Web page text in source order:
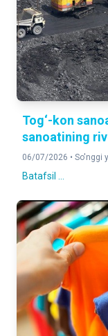
Tog‘-kon
sanoatining
06/07/2026 • So'nggi
Batafsil ...